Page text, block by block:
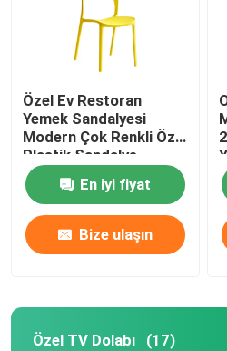
Özel Ev Restoran
Yemek Sandalyesi
Modern Çok Renkli Özel
Plastik Sandalye
En iyi fiyat
Bize ulaşın
Özel TV Dolabı (17)